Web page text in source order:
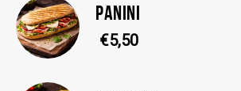
PANINI
€5,50